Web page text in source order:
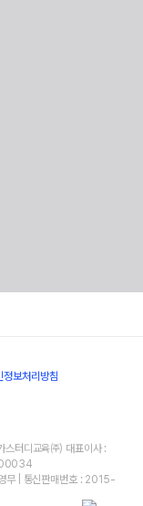
정보처리방침
터디교육㈜ 대표이사 :
00034
무 | 통신판매번호 : 2015-